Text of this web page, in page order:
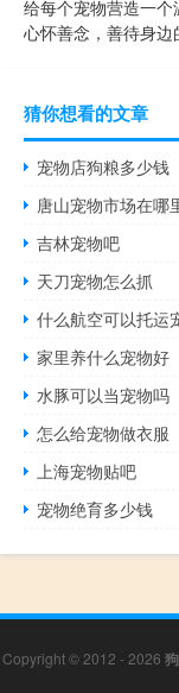
给每个宠物营造一个
心怀善念，善待身边
猜你想看的文章
宠物店狗粮多少钱
唐山宠物市场在哪
吉林宠物吧
天刀宠物怎么抓
什么航空可以托运
家里养什么宠物好
水豚可以当宠物吗
怎么给宠物做衣服
上海宠物贴吧
宠物绝育多少钱
Copyright © 2012 - 2026